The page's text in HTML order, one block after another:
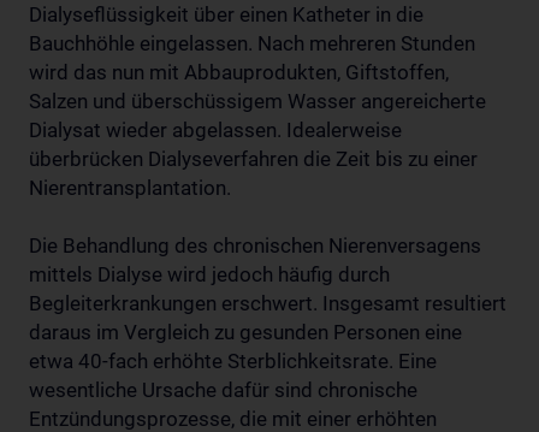
Dialyseflüssigkeit über einen Katheter in die
Bauchhöhle eingelassen. Nach mehreren Stunden
wird das nun mit Abbauprodukten, Giftstoffen,
Salzen und überschüssigem Wasser angereicherte
Dialysat wieder abgelassen. Idealerweise
überbrücken Dialyseverfahren die Zeit bis zu einer
Nierentransplantation.
Die Behandlung des chronischen Nierenversagens
mittels Dialyse wird jedoch häufig durch
Begleiterkrankungen erschwert. Insgesamt resultiert
daraus im Vergleich zu gesunden Personen eine
etwa 40-fach erhöhte Sterblichkeitsrate. Eine
wesentliche Ursache dafür sind chronische
Entzündungsprozesse, die mit einer erhöhten